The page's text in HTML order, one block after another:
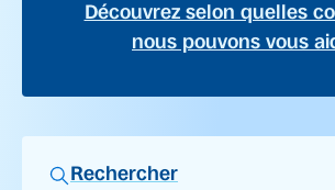
Découvrez selon quelles
nous pouvons vous
Rechercher